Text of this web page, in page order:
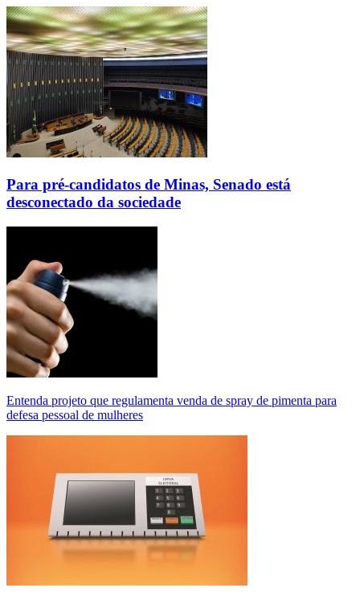
Para pré-candidatos de Minas, Senado está
desconectado da sociedade
Entenda projeto que regulamenta venda de spray de pimenta para
defesa pessoal de mulheres